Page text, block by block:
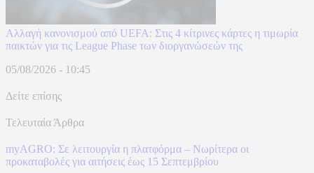
Αλλαγή κανονισμού από UEFA: Στις 4 κίτρινες κάρτες η τιμωρία
παικτών για τις League Phase των διοργανώσεών της
05/08/2026 - 10:45
Δείτε επίσης
Τελευταία Άρθρα
myAGRO: Σε λειτουργία η πλατφόρμα – Νωρίτερα οι
προκαταβολές για αιτήσεις έως 15 Σεπτεμβρίου